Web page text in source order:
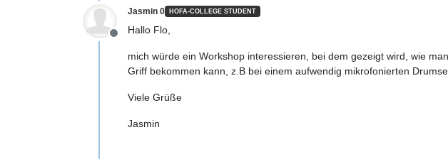
Offline
Jasmin 0 HOFA-COLLEGE STUDENT
Hallo Flo,
mich würde ein Workshop interessieren, bei dem gezeigt wird, wie
Griff bekommen kann, z.B bei einem aufwendig mikrofonierten
Viele Grüße
Jasmin